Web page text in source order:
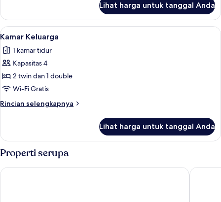
Suite
Junior
Lihat harga untuk tanggal Anda
Lihat
semua
foto
untuk
Kamar
Keluarga
Kamar Keluarga | Brankas, meja
5
Kamar Keluarga
1 kamar tidur
Kapasitas 4
2 twin dan 1 double
Wi-Fi Gratis
Rincian selengkapnya
Rincian
Kamar
Keluarga
Lihat harga untuk tanggal Anda
Properti serupa
easyHotel Lisbon My